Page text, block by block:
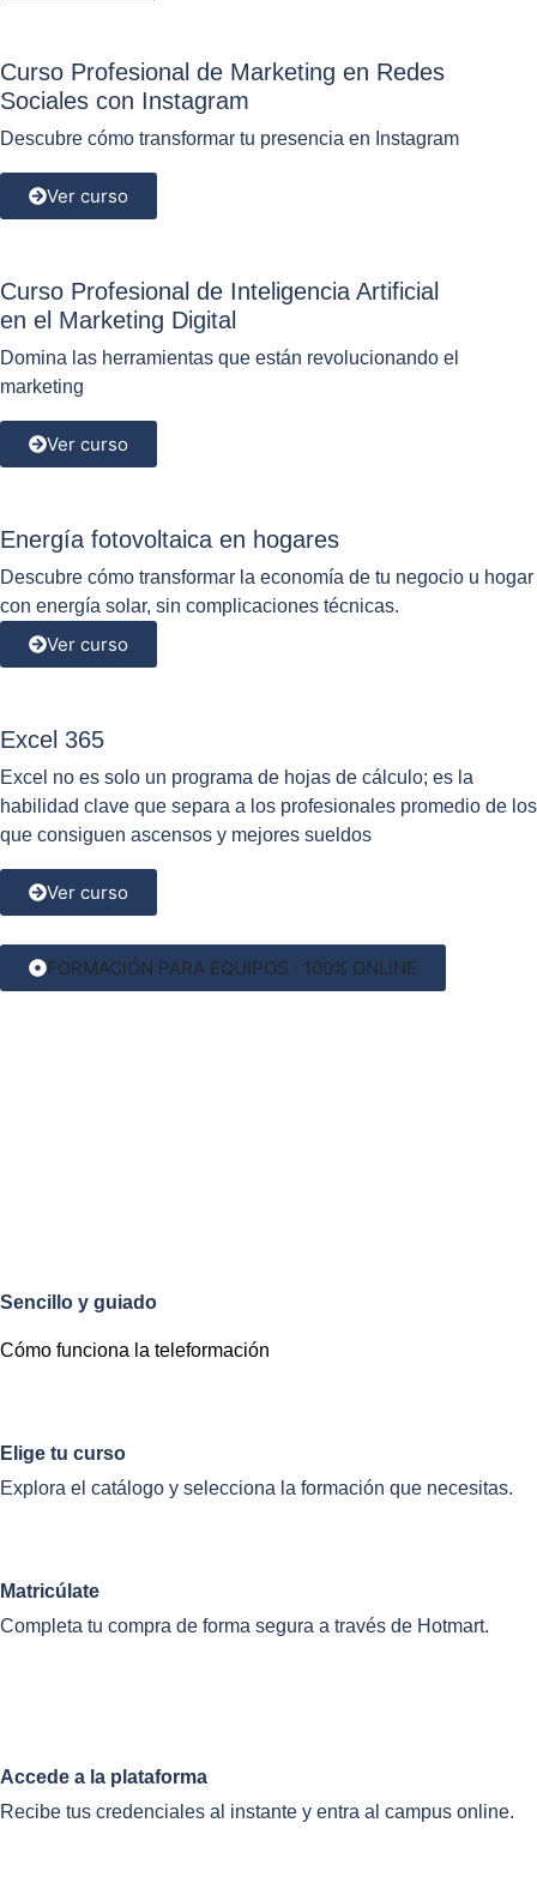
Curso Profesional de Marketing en Redes
Sociales con Instagram
Descubre cómo transformar tu presencia en Instagram
Ver curso
Curso Profesional de Inteligencia Artificial
en el Marketing Digital
Domina las herramientas que están revolucionando el
marketing
Ver curso
Energía fotovoltaica en hogares
Descubre cómo transformar la economía de tu negocio u hogar
con energía solar, sin complicaciones técnicas.
Ver curso
Excel 365
Excel no es solo un programa de hojas de cálculo; es la
habilidad clave que separa a los profesionales promedio de los
que consiguen ascensos y mejores sueldos
Ver curso
FORMACIÓN PARA EQUIPOS · 100% ONLINE
Sencillo y guiado
Cómo funciona la teleformación
Elige tu curso
Explora el catálogo y selecciona la formación que necesitas.
Matricúlate
Completa tu compra de forma segura a través de Hotmart.
Accede a la plataforma
Recibe tus credenciales al instante y entra al campus online.